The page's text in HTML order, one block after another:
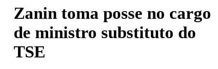
Zanin toma posse no cargo
de ministro substituto do
TSE